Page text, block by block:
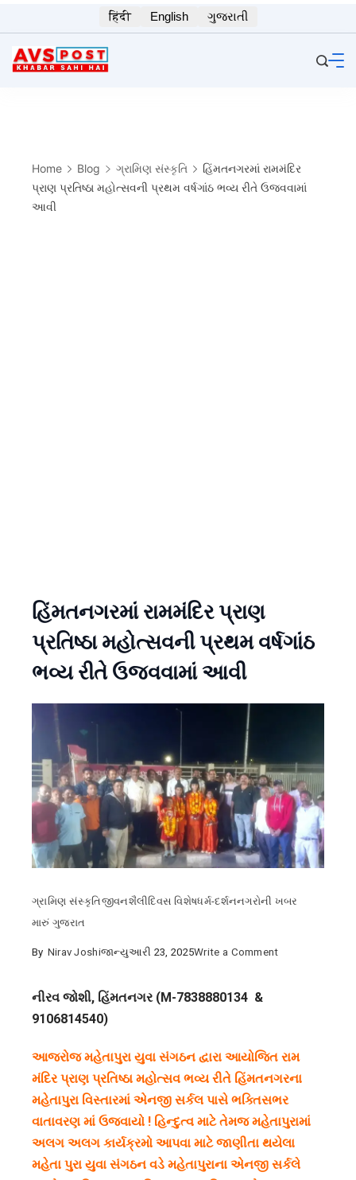
to
content
हिंदी English ગુજરાતી
Home Blog ગ્રામિણ સંસ્કૃતિ
હિંમતનગરમાં રામમંદિર
પ્રાણ પ્રતિષ્ઠા મહોત્સવની પ્રથમ વર્ષગાંઠ ભવ્ય રીતે ઉજવવામાં
આવી
હિંમતનગરમાં રામમંદિર પ્રાણ
પ્રતિષ્ઠા મહોત્સવની પ્રથમ વર્ષગાંઠ
ભવ્ય રીતે ઉજવવામાં આવી
ગ્રામિણ સંસ્કૃતિજીવનશૈલીદિવસ વિશેષધર્મ-દર્શનનગરોની ખબર
મારું ગુજરાત
By Nirav Joshiજાન્યુઆરી 23, 2025Write a Commenton
મહોત્સવની
પ્રથમ
વર્ષગાંઠ
ભવ્ય
રીતે
ઉજવવામાં
નીરવ જોશી, હિંમતનગર (M-7838880134 &
9106814540)
આજરોજ મહેતાપુરા યુવા સંગઠન દ્વારા આયોજિત રામ
મંદિર પ્રાણ પ્રતિષ્ઠા મહોત્સવ ભવ્ય રીતે હિંમતનગરના
મહેતાપુરા વિસ્તારમાં એનજી સર્કલ પાસે ભક્તિસભર
વાતાવરણ માં ઉજવાયો ! હિન્દુત્વ માટે તેમજ મહેતાપુરામાં
અલગ અલગ કાર્યક્રમો આપવા માટે જાણીતા થયેલા
મહેતા પુરા યુવા સંગઠન વડે મહેતાપુરાના એનજી સર્કલે